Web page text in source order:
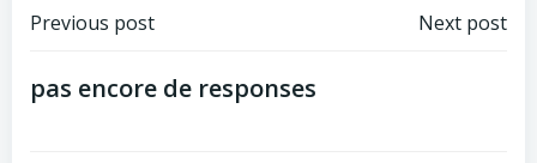
Post
navigation
Previous post
navigation
Next post
pas encore de responses